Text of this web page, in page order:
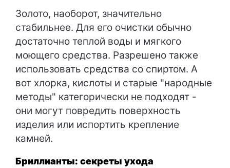
Золото, наоборот, значительно
стабильнее. Для его очистки обычно
достаточно теплой воды и мягкого
моющего средства. Разрешено также
использовать средства со спиртом. А
вот хлорка, кислоты и старые "народные
методы" категорически не подходят -
они могут повредить поверхность
изделия или испортить крепление
камней.
Бриллианты: секреты ухода